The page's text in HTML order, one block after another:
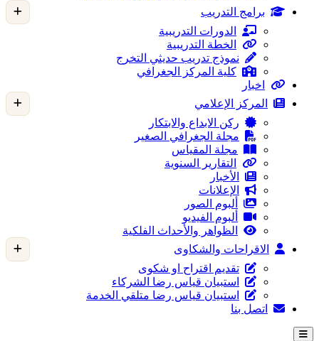
برامج التدريب
الدورات التدريبية
الخطة التدريبية
نموذج تدريب حديثي التخرج
كلية المركز الجغرافي
اخبار
المركز الإعلامي
ركن الابداع والابتكار
مجلة الجغرافي الصغير
مجلة المقياس
التقارير السنوية
الأخبار
الإعلانات
ألبوم الصور
ألبوم الفيديو
الظواهر والأحداث الفلكية
الاقراحات والشكاوى
تقديم اقتراح او شكوى
استبيان قياس رضا الشركاء
استبيان قياس رضا متلقي الخدمة
اتصل بنا